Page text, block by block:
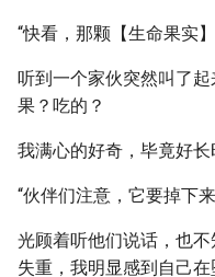
“快看，那颗【生命果实
听到一个家伙突然叫了
果？吃的？
我满心的好奇，毕竟好长
“伙伴们注意，它要掉下
光顾着听他们说话，也
失重，我明显感到自己在